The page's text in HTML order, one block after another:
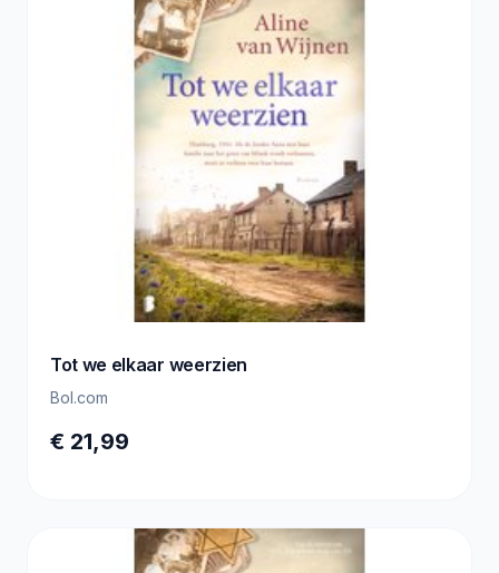
Tot we elkaar weerzien
Bol.com
€ 21,99